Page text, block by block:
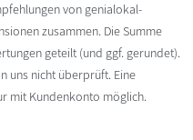
von genialokal-
zusammen. Die Summe
geteilt (und ggf. gerundet).
uns nicht überprüft. Eine
mit Kundenkonto möglich.